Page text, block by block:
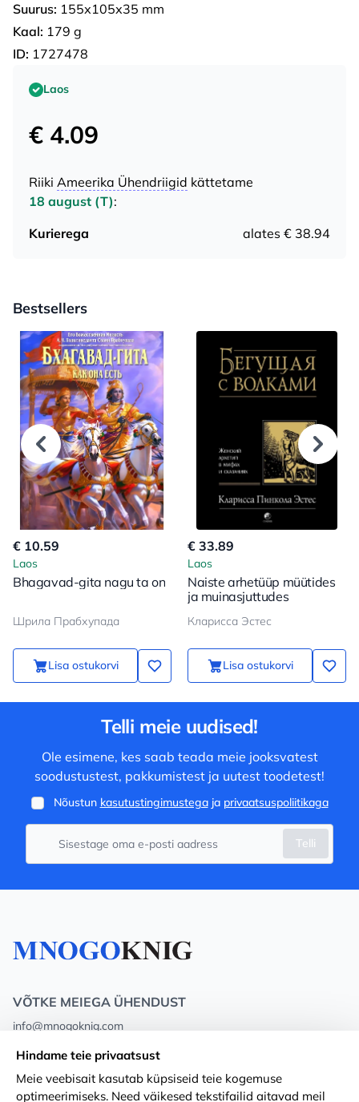
Suurus: 155х105х35 mm
Kaal: 179 g
ID: 1727478
Laos
€ 4.09
Riiki Ameerika Ühendriigid kättetame
18 august (T):
Kurierega
alates € 38.94
Bestsellers
€ 10.59
Laos
Bhagavad-gita nagu ta on
Шрила Прабхупада
Lisa ostukorvi
€ 33.89
Laos
Naiste arhetüüp müütides
ja muinasjuttudes
Кларисса Эстес
Lisa ostukorvi
Telli meie uudised!
Ole esimene, kes saab teada meie jooksvatest
soodustustest, pakkumistest ja uutest toodetest!
Nõustun kasutustingimustegaja privaatsuspoliitikaga
Telli
VÕTKE MEIEGA ÜHENDUST
info@mnogoknig.com
Rīga, Augusta Deglava 69d, LV-1082
Hindame teie privaatsust
Meie veebisait kasutab küpsiseid teie kogemuse
optimeerimiseks. Need väikesed tekstifailid aitavad meil